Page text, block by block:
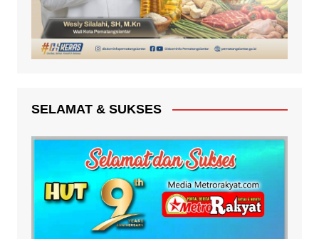
SELAMAT & SUKSES